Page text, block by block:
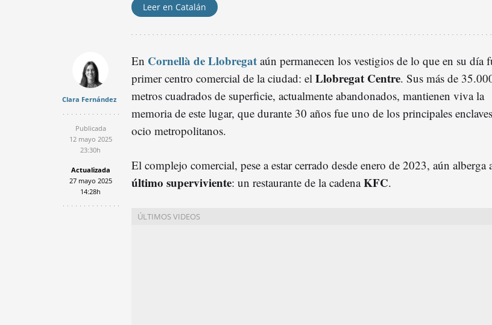
Leer en Catalán
Clara Fernández
Publicada
12 mayo 2025
23:30h
Actualizada
27 mayo 2025
14:28h
En Cornellà de Llobregat aún permanecen los vestigios de lo que en su día
primer centro comercial de la ciudad: el Llobregat Centre. Sus más de
metros cuadrados de superficie, actualmente abandonados, mantienen viva la
memoria de este lugar, que durante 30 años fue uno de los principales
ocio metropolitanos.
El complejo comercial, pese a estar cerrado desde enero de 2023, aún alberga
último superviviente: un restaurante de la cadenaKFC.